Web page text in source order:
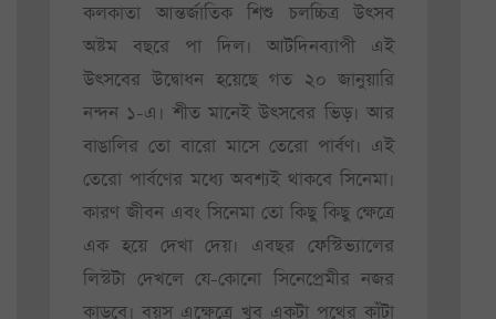
কলকাতা আন্তর্জাতিক শিশু চলচ্চিত্র উৎসব
অষ্টম বছরে পা দিল। আটদিনব্যাপী এই
উৎসবের উদ্বোধন হয়েছে গত ২০ জানুয়ারি
নন্দন ১-এ। শীত মানেই উৎসবের ভিড়। আর
বাঙালির তো বারো মাসে তেরো পার্বণ। এই
তেরো পার্বণের মধ্যে অবশ্যই থাকবে সিনেমা।
কারণ জীবন এবং সিনেমা তো কিছু কিছু ক্ষেত্রে
এক হয়ে দেখা দেয়। এবছর ফেস্টিভ্যালের
লিস্টটা দেখলে যে-কোনো সিনেপ্রেমীর নজর
কাড়বে। বয়স এক্ষেত্রে খুব একটা পথের কাঁটা